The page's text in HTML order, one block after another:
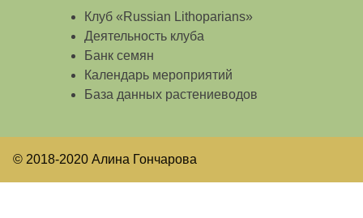
Клуб «Russian Lithoparians»
Деятельность клуба
Банк семян
Календарь мероприятий
База данных растениеводов
© 2018-2020 Алина Гончарова